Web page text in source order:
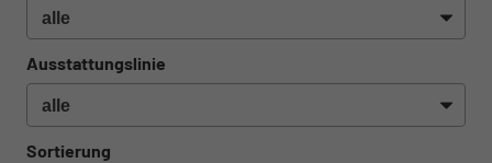
Ausstattungslinie
Sortierung